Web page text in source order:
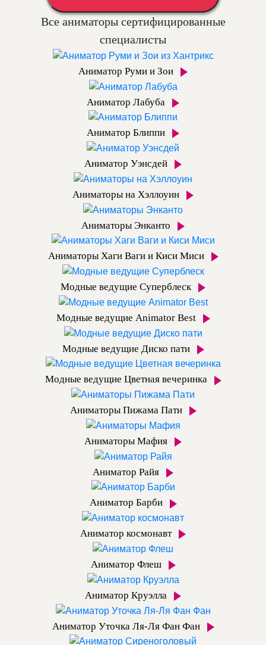
Все аниматоры сертифицированные
специалисты
Аниматор Руми и Зои
Аниматор Лабуба
Аниматор Блиппи
Аниматор Уэнсдей
Аниматоры на Хэллоуин
Аниматоры Энканто
Аниматоры Хаги Ваги и Киси Миси
Модные ведущие Суперблеск
Модные ведущие Animator Best
Модные ведущие Диско пати
Модные ведущие Цветная вечеринка
Аниматоры Пижама Пати
Аниматоры Мафия
Аниматор Райя
Аниматор Барби
Аниматор космонавт
Аниматор Флеш
Аниматор Круэлла
Аниматор Уточка Ля-Ля Фан Фан